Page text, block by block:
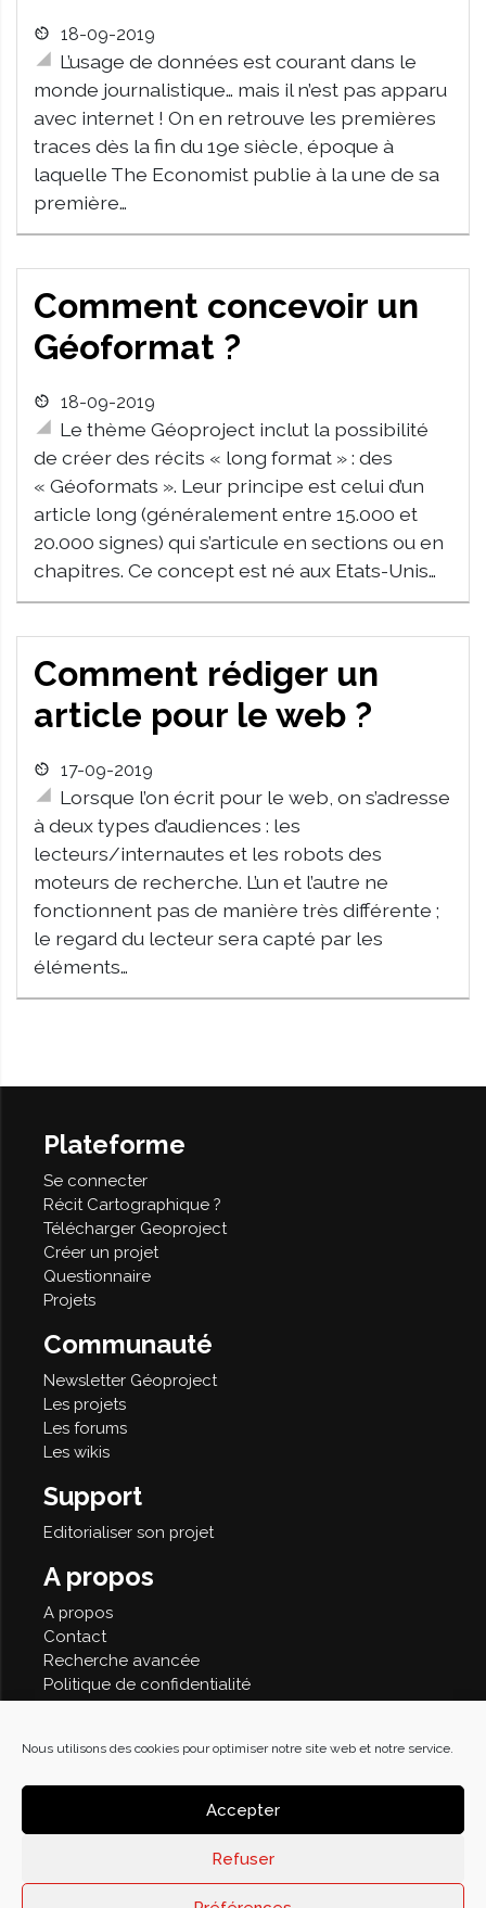
Nous utilisons des cookies pour optimiser notre site web et notre service.
Accepter
Refuser
18-09-2019
L’usage de données est courant dans le
monde journalistique… mais il n’est pas apparu
avec internet ! On en retrouve les premières
traces dès la fin du 19e siècle, époque à
laquelle The Economist publie à la une de sa
première…
Comment concevoir un
Géoformat ?
18-09-2019
Le thème Géoproject inclut la possibilité
de créer des récits « long format » : des
« Géoformats ». Leur principe est celui d’un
article long (généralement entre 15.000 et
20.000 signes) qui s’articule en sections ou en
chapitres. Ce concept est né aux Etats-Unis…
Comment rédiger un
article pour le web ?
17-09-2019
Lorsque l’on écrit pour le web, on s’adresse
à deux types d’audiences : les
lecteurs/internautes et les robots des
moteurs de recherche. L’un et l’autre ne
fonctionnent pas de manière très différente ;
le regard du lecteur sera capté par les
éléments…
Plateforme
Se connecter
Récit Cartographique ?
Télécharger Geoproject
Créer un projet
Questionnaire
Projets
Communauté
Newsletter Géoproject
Les projets
Les forums
Les wikis
Support
Editorialiser son projet
A propos
A propos
Contact
Recherche avancée
Politique de confidentialité
© 2026